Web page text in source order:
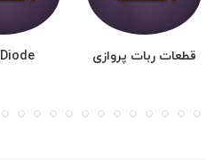
قطعات ربات پروازی Diode دیود